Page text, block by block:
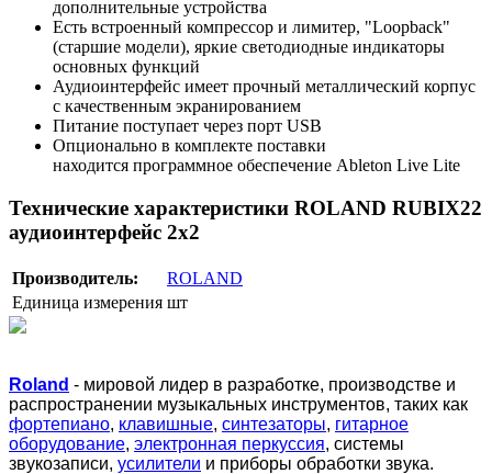
дополнительные устройства
Есть встроенный компрессор и лимитер, "Loopback"
(старшие модели), яркие светодиодные индикаторы
основных функций
Аудиоинтерфейс имеет прочный металлический корпус
с качественным экранированием
Питание поступает через порт USB
Опционально в комплекте поставки
находится программное обеспечение Ableton Live Lite
Технические характеристики ROLAND RUBIX22
аудиоинтерфейс 2х2
Производитель:
ROLAND
Единица измерения шт
Roland - мировой лидер в разработке, производстве и
распространении музыкальных инструментов, таких как
фортепиано, клавишные, синтезаторы, гитарное
оборудование, электронная перкуссия, системы
звукозаписи, усилители и приборы обработки звука.